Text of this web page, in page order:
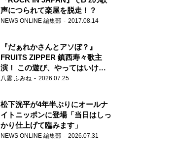
声につられて楽屋を脱走！？
NEWS ONLINE 編集部 2017.08.14
『だぁれかさんとアソぼ？』
FRUITS ZIPPER 鎮西寿々歌主
演！ この遊び、やってはいけま
せん。
八雲 ふみね 2026.07.25
松下洸平が4年半ぶりにオールナ
イトニッポンに登場「当日はしっ
かり仕上げて臨みます」
NEWS ONLINE 編集部 2026.07.31